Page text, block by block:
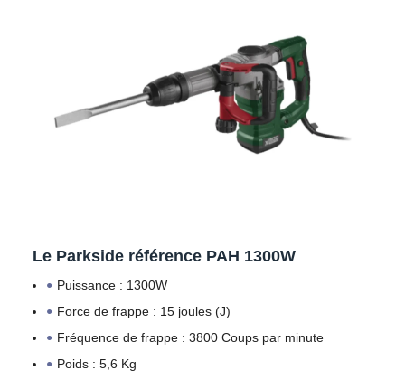
Le Parkside référence PAH 1300W
Puissance : 1300W
Force de frappe : 15 joules (J)
Fréquence de frappe : 3800 Coups par minute
Poids : 5,6 Kg